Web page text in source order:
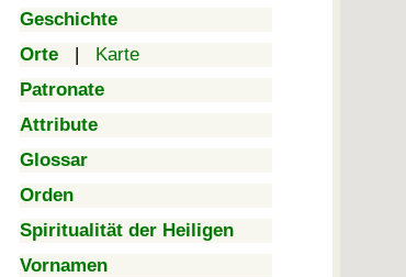
Geschichte
Orte | Karte
Patronate
Attribute
Glossar
Orden
Spiritualität der Heiligen
Vornamen